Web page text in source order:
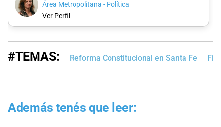
Área Metropolitana - Política
Ver Perfil
#TEMAS: Reforma Constitucional en Santa Fe
Además tenés que leer: